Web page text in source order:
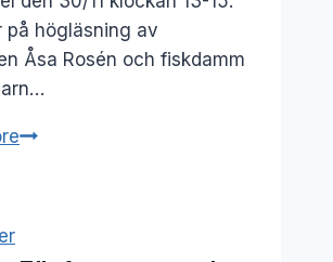
på högläsning av
Åsa Rosén och fiskdamm
30